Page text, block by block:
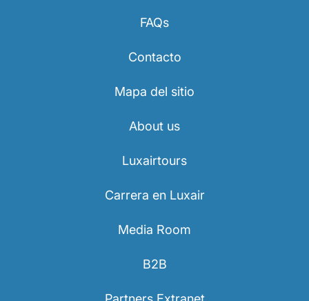
FAQs
Contacto
Mapa del sitio
About us
Luxairtours
Carrera en Luxair
Media Room
B2B